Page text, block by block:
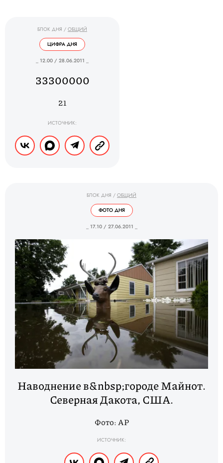
БЛОК ДНЯ / ОБЩИЙ
ЦИФРА ДНЯ
_ 12.00 / 28.06.2011 _
33300000
21
ИСТОЧНИК:
БЛОК ДНЯ / ОБЩИЙ
ФОТО ДНЯ
_ 17.10 / 27.06.2011 _
Наводнение в&nbsp;городе Майнот.
Северная Дакота, США.
Фото: AP
ИСТОЧНИК: